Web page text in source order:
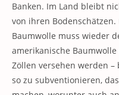
Banken. Im Land bleibt
von ihren
Baumwolle muss wieder
amerikanische
Zöllen versehen werden
so zu subventionieren,